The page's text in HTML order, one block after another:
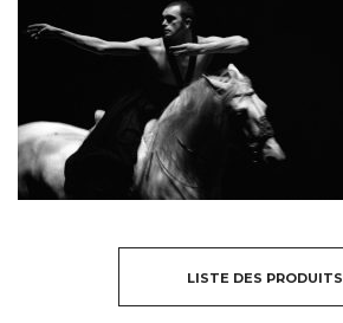
LISTE DES PRODUITS